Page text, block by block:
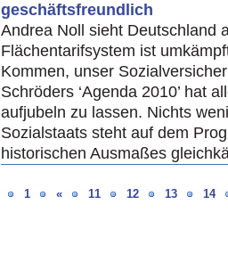
geschäftsfreundlich
Andrea Noll sieht Deutschland
Flächentarifsystem ist
Kommen, unser
Schröders ‘Agenda 2010’ hat
aufjubeln zu lassen. Nichts
Sozialstaats steht auf dem
historischen Ausmaßes
1 « 11 12 13 14